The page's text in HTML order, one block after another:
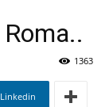
1363
Linkedin